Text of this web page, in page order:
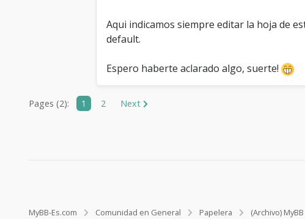
Aqui indicamos siempre editar la hoja de
default.
Espero haberte aclarado algo, suerte!
Pages (2): 1 2 Next
MyBB-Es.com Comunidad en General Papelera (Archivo)